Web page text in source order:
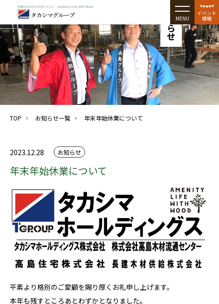
MENU
イベント
情報
お知らせ
TOP お知らせ一覧 年末年始休業について
2023.12.28 お知らせ
年末年始休業について
平素より格別のご愛顧を賜り厚くお礼申し上げます。
本年も残すところあとわずかとなりました。